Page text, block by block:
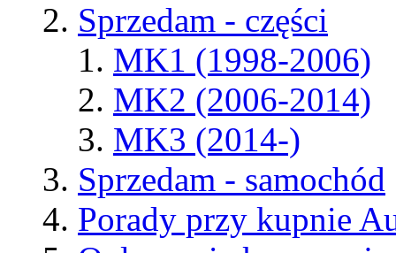
Sprzedam - części
MK1 (1998-2006)
MK2 (2006-2014)
MK3 (2014-)
Sprzedam - samochód
Porady przy kupnie